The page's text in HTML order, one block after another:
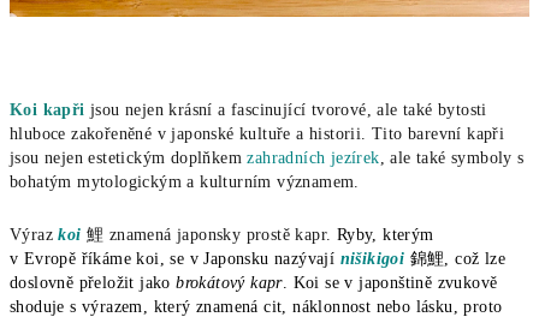
Koi kapři jsou nejen krásní a fascinující tvorové, ale také bytosti
hluboce zakořeněné v japonské kultuře a historii. Tito barevní kapři
jsou nejen estetickým doplňkemzahradních jezírek, ale také symboly s
bohatým mytologickým a kulturním významem.
Výrazkoi 鯉 znamená japonsky prostě kapr. Ryby, kterým
v Evropě říkáme koi, se vJaponsku nazývají nišikigoi 錦鯉, což lze
doslovně přeložit jakobrokátovýkapr. Koi se v japonštině zvukově
shoduje s výrazem, který znamená cit, náklonnost nebo lásku, proto